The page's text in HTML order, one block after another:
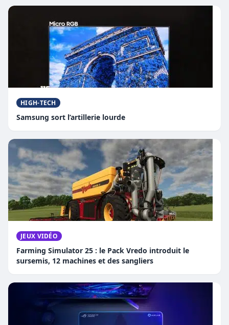
HIGH-TECH
Samsung sort l’artillerie lourde
JEUX VIDÉO
Farming Simulator 25 : le Pack Vredo introduit le
sursemis, 12 machines et des sangliers